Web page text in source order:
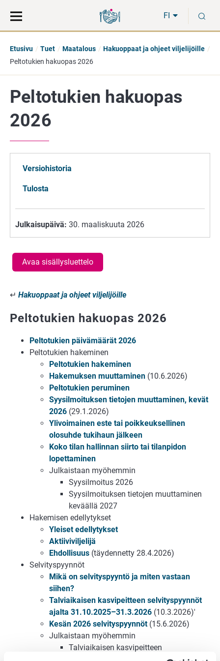
suoraan
sisältöön
koko
sivuston
FI
Etusivu Tuet Maatalous
Hakuoppaat ja ohjeet viljelijöille
Peltotukien hakuopas 2026
Peltotukien hakuopas
2026
Versiohistoria
Tulosta
Julkaisupäivä: 30. maaliskuuta 2026
Avaa sisällysluettelo
↵ Hakuoppaat ja ohjeet viljelijöille
Peltotukien hakuopas 2026
Peltotukien päivämäärät 2026
Peltotukien hakeminen
Peltotukien hakeminen
Hakemuksen muuttaminen (10.6.2026)
Peltotukien peruminen
Syysilmoituksen tietojen muuttaminen, kevät
2026 (29.1.2026)
Ylivoimainen este tai poikkeuksellinen
olosuhde tukihaun jälkeen
Koko tilan hallinnan siirto tai tilanpidon
lopettaminen
Julkaistaan myöhemmin
Syysilmoitus 2026
Syysilmoituksen tietojen muuttaminen
keväällä 2027
Hakemisen edellytykset
Yleiset edellytykset
Aktiiviviljelijä
Ehdollisuus (täydennetty 28.4.2026)
Selvityspyynnöt
Mikä on selvityspyyntö ja miten vastaan
siihen?
Talviaikaisen kasvipeitteen selvityspyynnöt
ajalta 31.10.2025–31.3.2026 (10.3.2026)'
Kesän 2026 selvityspyynnöt (15.6.2026)
Julkaistaan myöhemmin
Talviaikaisen kasvipeitteen